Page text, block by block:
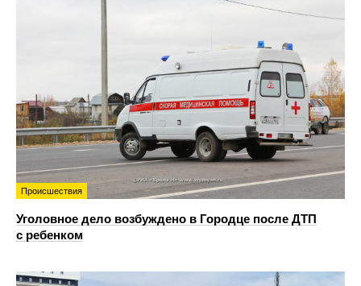
Происшествия
Уголовное дело возбуждено в Городце после ДТП
с ребенком